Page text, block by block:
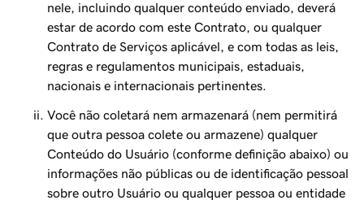
nele, incluindo qualquer conteúdo enviado, deverá
estar de acordo com este Contrato, ou qualquer
Contrato de Serviços aplicável, e com todas as leis,
regras e regulamentos municipais, estaduais,
nacionais e internacionais pertinentes.
Você não coletará nem armazenará (nem permitirá
que outra pessoa colete ou armazene) qualquer
Conteúdo do Usuário (conforme definição abaixo) ou
informações não públicas ou de identificação pessoal
sobre outro Usuário ou qualquer pessoa ou entidade